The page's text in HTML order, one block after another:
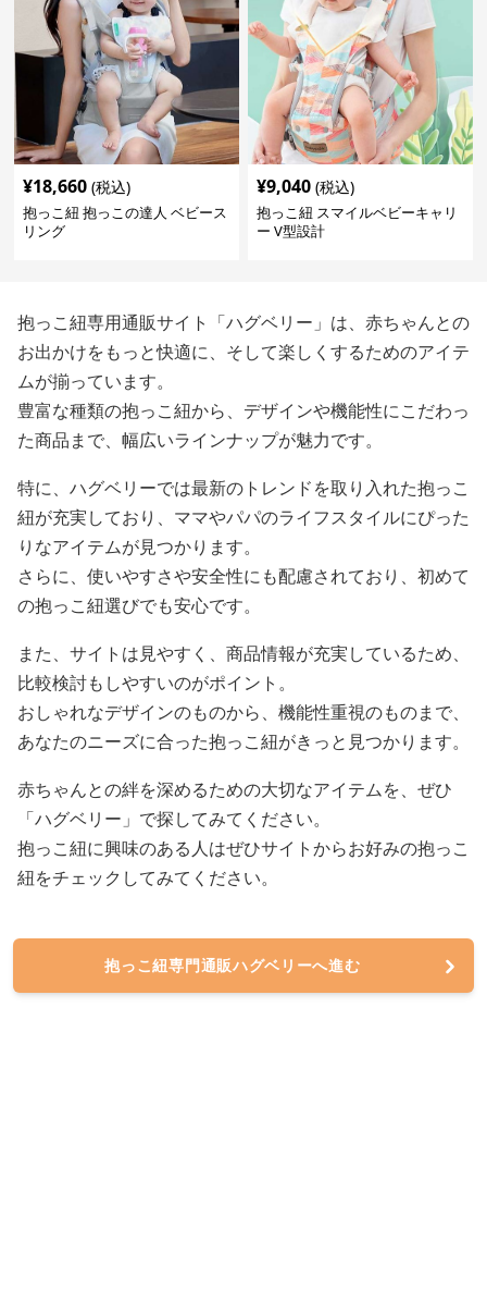
¥18,660 (税込)
抱っこ紐 抱っこの達人 ベビース
リング
¥9,040 (税込)
抱っこ紐 スマイルベビーキャリ
ー V型設計
抱っこ紐専用通販サイト「ハグベリー」は、赤ちゃんとの
お出かけをもっと快適に、そして楽しくするためのアイテ
ムが揃っています。
豊富な種類の抱っこ紐から、デザインや機能性にこだわっ
た商品まで、幅広いラインナップが魅力です。
特に、ハグベリーでは最新のトレンドを取り入れた抱っこ
紐が充実しており、ママやパパのライフスタイルにぴった
りなアイテムが見つかります。
さらに、使いやすさや安全性にも配慮されており、初めて
の抱っこ紐選びでも安心です。
また、サイトは見やすく、商品情報が充実しているため、
比較検討もしやすいのがポイント。
おしゃれなデザインのものから、機能性重視のものまで、
あなたのニーズに合った抱っこ紐がきっと見つかります。
赤ちゃんとの絆を深めるための大切なアイテムを、ぜひ
「ハグベリー」で探してみてください。
抱っこ紐に興味のある人はぜひサイトからお好みの抱っこ
紐をチェックしてみてください。
抱っこ紐専門通販ハグベリーへ進む